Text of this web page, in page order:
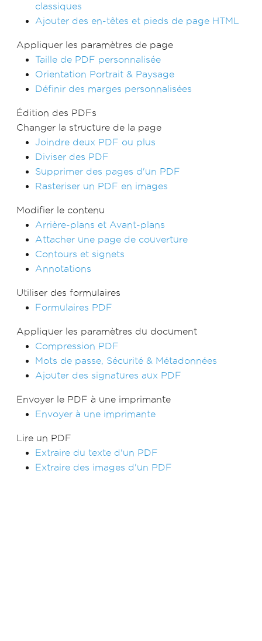
classiques
Ajouter des en-têtes et pieds de page HTML
Appliquer les paramètres de page
Taille de PDF personnalisée
Orientation Portrait & Paysage
Définir des marges personnalisées
Édition des PDFs
Changer la structure de la page
Joindre deux PDF ou plus
Diviser des PDF
Supprimer des pages d'un PDF
Rasteriser un PDF en images
Modifier le contenu
Arrière-plans et Avant-plans
Attacher une page de couverture
Contours et signets
Annotations
Utiliser des formulaires
Formulaires PDF
Appliquer les paramètres du document
Compression PDF
Mots de passe, Sécurité & Métadonnées
Ajouter des signatures aux PDF
Envoyer le PDF à une imprimante
Envoyer à une imprimante
Lire un PDF
Extraire du texte d'un PDF
Extraire des images d'un PDF